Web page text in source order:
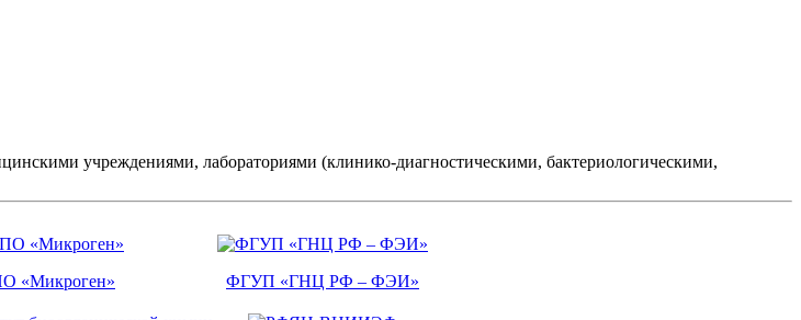
учреждениями, лабораториями (клинико-диагностическими, бактериологическими,
«Микроген» ФГУП «ГНЦ РФ – ФЭИ»